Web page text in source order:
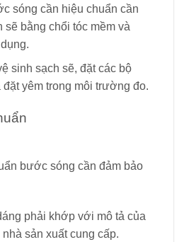
sóng cần hiệu chuẩn cần
bằng chổi tóc mềm và
sinh sạch sẽ, đặt các bộ
yêm trong môi trường đo.
bước sóng cần đảm bảo
phải khớp với mô tả của
sản xuất cung cấp.